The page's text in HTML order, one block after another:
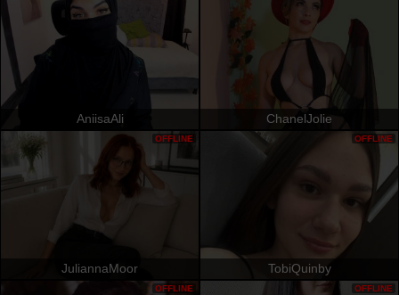
AniisaAli ChanelJolie
JuliannaMoor
OFFLINE
TobiQuinby
OFFLINE
OFFLINE OFFLINE